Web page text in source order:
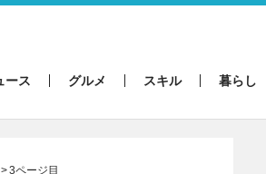
ース グルメ スキル 暮らし
3ページ目